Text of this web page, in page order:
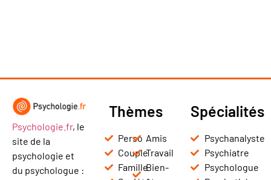
Psychologie.fr, le
site de la
psychologie et
du psychologue :
Thèmes
Perso
Couple
Famille
Amis
Travail
Bien-
Spécialités
Psychanalyste
Psychiatre
Psychologue